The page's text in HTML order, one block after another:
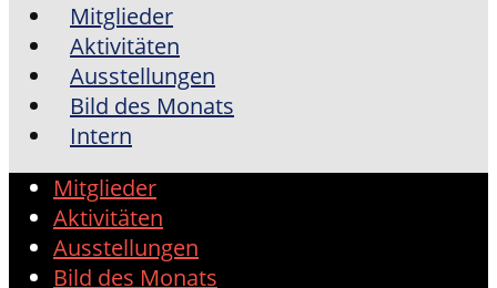
Mitglieder
Aktivitäten
Ausstellungen
Bild des Monats
Intern
Mitglieder
Aktivitäten
Ausstellungen
Bild des Monats